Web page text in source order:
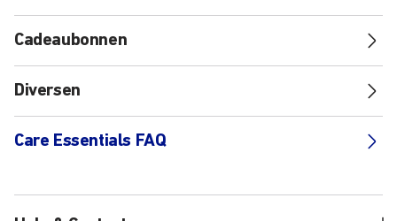
Cadeaubonnen
Diversen
Care Essentials FAQ